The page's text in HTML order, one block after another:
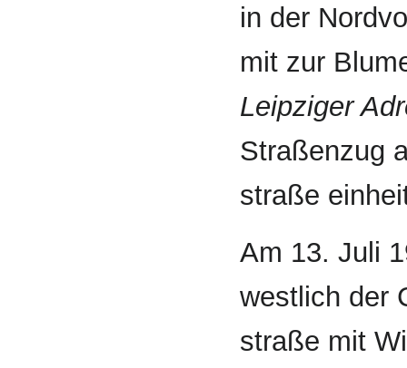
in der
mit zur
Leipziger
Straßenzug
straße
Am 13. Juli
westlich der
straße mit